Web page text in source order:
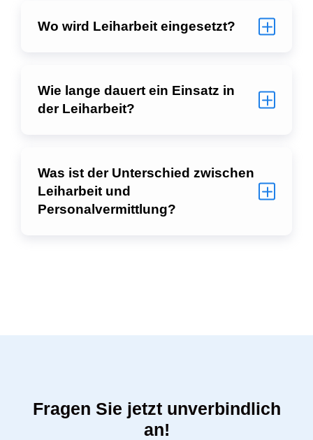
Wo wird Leiharbeit eingesetzt?
Wie lange dauert ein Einsatz in
der Leiharbeit?
Was ist der Unterschied zwischen
Leiharbeit und
Personalvermittlung?
Fragen Sie jetzt unverbindlich
an!